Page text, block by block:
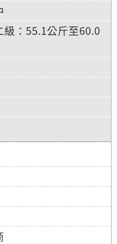
：55.1公斤至60.0